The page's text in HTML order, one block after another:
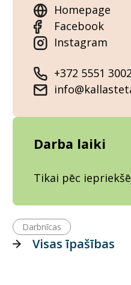
Homepage
Facebook
Instagram
+372 5551 3002
Darba laiki
Tikai pēc
Darbnīcas
Visas īpašības